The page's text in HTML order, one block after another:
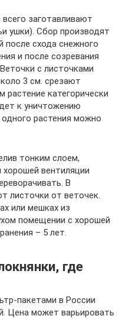
заготавливают
ушки). Сбор производят
после схода снежного
и после созревания
с листочками
3 см. срезают
категорически
к уничтожению
растения можно
тонким слоем,
хорошей вентиляции
В
листочки от веточек.
или мешках из
помещении с хорошей
– 5 лет.
где
пакетами в России
Цена может варьировать